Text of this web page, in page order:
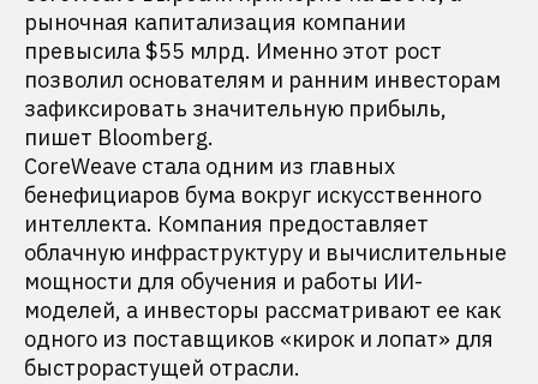
рыночная капитализация компании
превысила $55 млрд. Именно этот рост
позволил основателям и ранним инвесторам
зафиксировать значительную прибыль,
пишет Bloomberg.
CoreWeave стала одним из главных
бенефициаров бума вокруг искусственного
интеллекта. Компания предоставляет
облачную инфраструктуру и вычислительные
мощности для обучения и работы ИИ-
моделей, а инвесторы рассматривают ее как
одного из поставщиков «кирок и лопат» для
быстрорастущей отрасли.